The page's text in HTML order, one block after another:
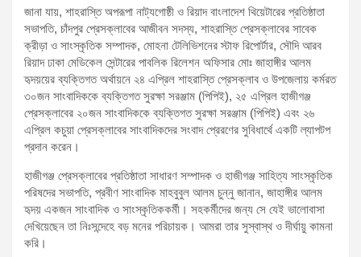
জানা যায়, শাহরাস্তি অপরূপা নাট্যগোষ্ঠী ও রিয়াদ বাংলাদেশ থিয়েটারের প্রতিষ্ঠাতা
সভাপতি, চাঁদপুর প্রেসক্লাবের আজীবন সদস্য, শাহরাস্তি প্রেসক্লাবের সাবেক
ক্রীড়া ও সাংস্কৃতিক সম্পাদক, মোহনা টেলিভিশনের স্টাফ রিপোর্টার, সৌদি আরব
রিয়াদ ঢাকা মেডিকেল সেন্টারের পাবলিক রিলেশন অফিসার মোঃ জাহাঙ্গীর আলম
হৃদয়য়ের ব্যক্তিগত অর্থায়নে ২৪ এপ্রিল শাহরাস্তি প্রেসক্লাব ও উপজেলায় কর্মরত
৩০জন সাংবাদিককে ব্যক্তিগত সুরক্ষা সরঞ্জাম (পিপিই), ২৫ এপ্রিল হাজীগঞ্জ
প্রেসক্লাবের ২০জন সাংবাদিককে ব্যক্তিগত সুরক্ষা সরঞ্জাম (পিপিই) এবং ২৬
এপ্রিল কচুয়া প্রেসক্লাবের সাংবাদিকদের সংবাদ প্রেরণের সুবিধার্থে একটি ল্যাপটপ
প্রদান করেন।
হাজীগঞ্জ প্রেসক্লাবের প্রতিষ্ঠাতা সাধারণ সম্পাদক ও হাজীগঞ্জ সাহিত্য সাংস্কৃতিক
পরিষদের সভাপতি, প্রবীণ সাংবাদিক মাহবুবুল আলম চুন্নু জানান, জাহাঙ্গীর আলম
হৃদয় একজন সাংবাদিক ও সাংস্কৃতিককর্মী। সহকর্মীদের জন্য সে যেই ভালোবাসা
দেখিয়েছেন তা নিঃসন্দেহে বড় মনের পরিচায়ক। আমরা তার সুস্বাস্থ ও দীর্ঘায়ু কামনা
করি।